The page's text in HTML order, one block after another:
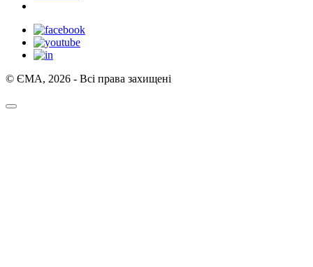
© ЄМА, 2026 - Всі права захищені